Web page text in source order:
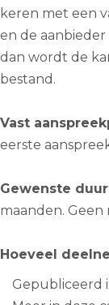
keren met een
en de aanbieder
dan wordt de
bestand.
Vast
eerste
Gewenste
maanden. Geen
Hoeveel
Gepubliceerd